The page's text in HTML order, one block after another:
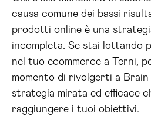
causa comune dei bassi
prodotti online è una
incompleta. Se stai lottando
nel tuo ecommerce a Terni,
momento di rivolgerti a
strategia mirata ed efficace
raggiungere i tuoi obiettivi.